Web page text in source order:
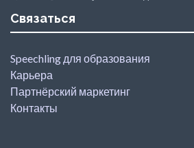
Связаться
Speechling для образования
Карьера
Партнёрский маркетинг
Контакты